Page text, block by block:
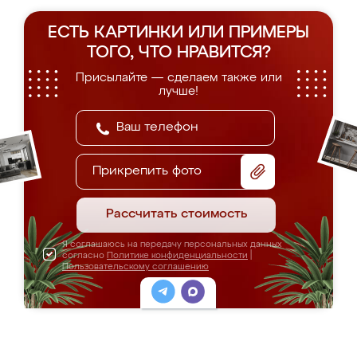
ЕСТЬ КАРТИНКИ ИЛИ ПРИМЕРЫ
ТОГО, ЧТО НРАВИТСЯ?
Присылайте — сделаем также или
лучше!
Прикрепить фото
Рассчитать стоимость
Я соглашаюсь на передачу персональных данных
согласно Политике конфиденциальности
Пользовательскому соглашению